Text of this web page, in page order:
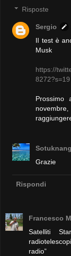
Risposte
Sergio
Il test è
Musk
https://
8272?s=19
Prossimo
Sotuknang
Grazie
Rispondi
Francesco
Satelliti
radio”